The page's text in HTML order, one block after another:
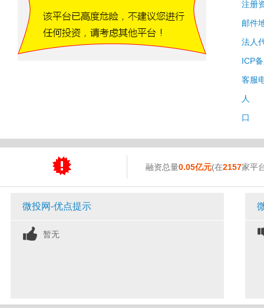
注册
邮件
法人
ICP
客服
人
口
融资总量0.05亿元(在2157家平
微投网-优点提示
暂无